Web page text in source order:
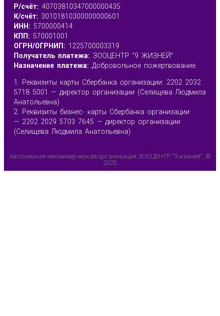
Р/счёт: 40703810347000000435
К/счёт: 30101810300000000601
ИНН: 5700000414
КПП: 570001001
ОГРН/ОГРНИП: 1225700003319
Получатель платежа: ЗООЦЕНТР “9 ЖИЗНЕЙ”
Назначение платежа: Добровольное пожертвование.
1. Реквизиты карты Сбербанка организации: 2202 2032
5718 5001 — директор организации (Селищева Людмила
Анатольевна)
2. Реквизиты бизнес- карты Сбербанка организации
— 2202 2029 5703 7645 — директор организации
(Селищева Людмила Анатольевна)
Автономная некоммерческая организация ЗООЦЕНТР "9 жизней", ©
2023